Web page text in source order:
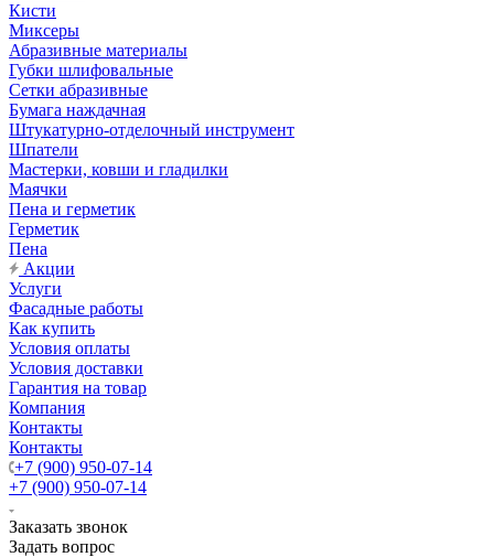
Кисти
Миксеры
Абразивные материалы
Губки шлифовальные
Сетки абразивные
Бумага наждачная
Штукатурно-отделочный инструмент
Шпатели
Мастерки, ковши и гладилки
Маячки
Пена и герметик
Герметик
Пена
Акции
Услуги
Фасадные работы
Как купить
Условия оплаты
Условия доставки
Гарантия на товар
Компания
Контакты
Контакты
+7 (900) 950-07-14
+7 (900) 950-07-14
Заказать звонок
Задать вопрос